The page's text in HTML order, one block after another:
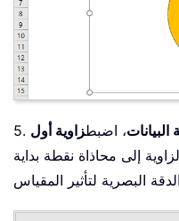
، اضبطزاوية أول
إلى محاذاة نقطة بداية